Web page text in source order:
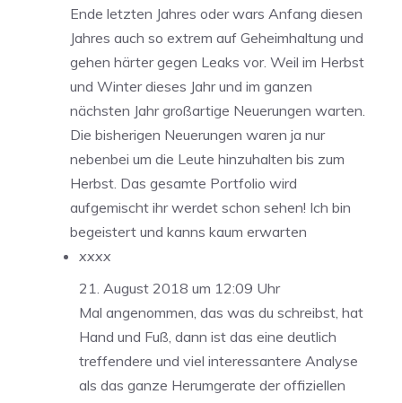
Ende letzten Jahres oder wars Anfang diesen
Jahres auch so extrem auf Geheimhaltung und
gehen härter gegen Leaks vor. Weil im Herbst
und Winter dieses Jahr und im ganzen
nächsten Jahr großartige Neuerungen warten.
Die bisherigen Neuerungen waren ja nur
nebenbei um die Leute hinzuhalten bis zum
Herbst. Das gesamte Portfolio wird
aufgemischt ihr werdet schon sehen! Ich bin
begeistert und kanns kaum erwarten
xxxx
21. August 2018 um 12:09 Uhr
Mal angenommen, das was du schreibst, hat
Hand und Fuß, dann ist das eine deutlich
treffendere und viel interessantere Analyse
als das ganze Herumgerate der offiziellen